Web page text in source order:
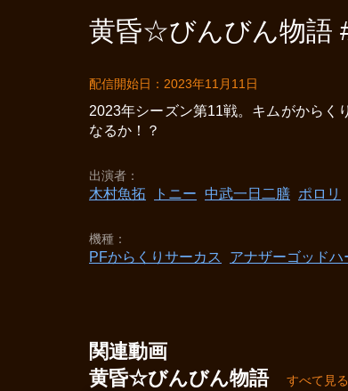
黄昏☆びんびん物語
配信開始日：2023年11月11日
2023年シーズン第11戦。キムがからく
なるか！？
出演者
木村魚拓 トニー 中武一日二膳 ポロリ
機種
PFからくりサーカス アナザーゴッドハ
関連動画
黄昏☆びんびん物語
すべて見る